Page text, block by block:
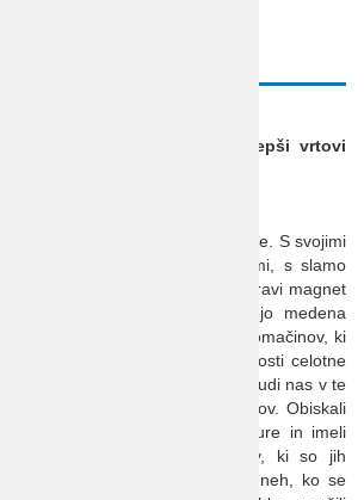
vrt kralja Karla III. ter najlepši vrtovi
pokrajina v samem osrčju Anglije. S svojimi
s slikovitimi vasicami, ljubkimi, s slamo
podeželskimi dvorci, je pravi magnet
videzu pokrajine botrujejo medena
in tradicionalna spretnost domačinov, ki
dodelanih interjerjih in urejenosti celotne
vrtoljubce z vsega sveta, bo tudi nas v te
neverjetno obilje imenitnih vrtov. Obiskali
tradicionalne angleške hortikulture in imeli
nekaj izrednih sodobnih vrtov, ki so jih
oblikovalci današnjih dni. V dneh, ko se